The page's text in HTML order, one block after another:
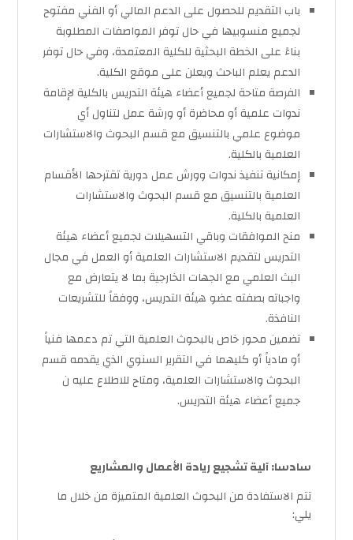
باب التقديم للحصول على الدعم المالي أو الفني مفتوح
لجميع منسوبيها في حال توفر المواصفات المطلوبة
بناءً على الخطة البحثية للكلية المعتمدة، وفي حال توفر
الدعم يعلم الباحث ويعلن على موقع الكلية.
الفرصة متاحة لجميع أعضاء هيئة التدريس بالكلية لإقامة
ندوات علمية أو محاضرة أو ورشة عمل لتناول أي
موضوع علمي بالتنسيق مع قسم البحوث والاستشارات
العلمية بالكلية.
إمكانية تنفيذ ندوات وورش عمل دورية تقترحها الأقسام
العلمية بالتنسيق مع قسم البحوث والاستشارات
العلمية بالكلية.
منح الموافقات وباقي التسهيلات لجميع أعضاء هيئة
التدريس لتقديم الاستشارات العلمية أو العمل في مجال
البث العلمي مع الجهات الخارجية بما لا يتعارض مع
واجباته بصفته عضو هيئة التدريس، ووفقاً للتشريعات
النافذة.
تضمين محور خاص بالبحوث العلمية التي تم دعمها فنياً
أو مادياً أو كليهما في التقرير السنوي الذي يقدمه قسم
البحوث والاستشارات العلمية، ومتاح للاطلاع عليه ن
جميع أعضاء هيئة التدريس.
سادسا: آلية تشجيع ريادة الأعمال والمشاريع
تتم الاستفادة من البحوث العلمية المتميزة من خلال ما
يلي: